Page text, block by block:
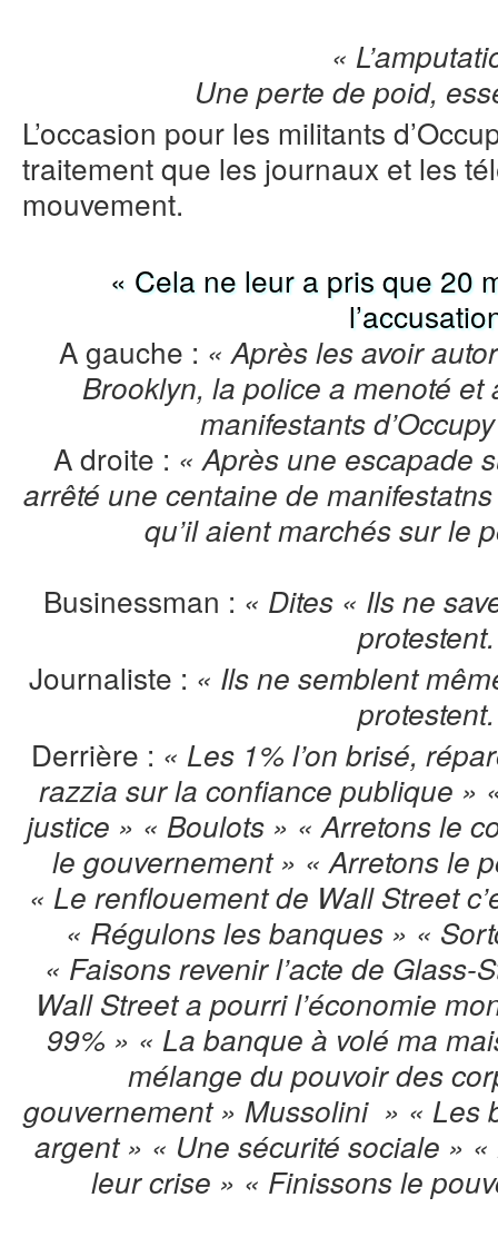
«
Une perte de poid,
L’occasion pour les militants
traitement que les journaux et les
mouvement.
« Cela ne leur a pris que 20
A gauche : « Après les avoir
Brooklyn, la police a menoté
manifestants
A droite : « Après une escapade
arrêté une centaine de
qu’il aient marchés sur le
Businessman : « Dites « Ils ne
Journaliste : « Ils ne semblent
Derrière : « Les 1% l’on brisé,
razzia sur la confiance publique »
justice » « Boulots » « Arretons le
le gouvernement » « Arretons le
« Le renflouement de Wall Street
« Régulons les banques » «
« Faisons revenir l’acte de
Wall Street a pourri l’économie
99% » « La banque à volé ma
mélange du pouvoir des
gouvernement » Mussolini » « Les
argent » « Une sécurité sociale »
leur crise » « Finissons le